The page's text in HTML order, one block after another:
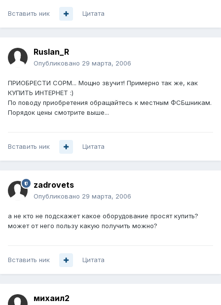
Вставить ник Цитата
Ruslan_R
Опубликовано 29 марта, 2006
ПРИОБРЕСТИ СОРМ... Мощно звучит! Примерно так же, как
КУПИТЬ ИНТЕРНЕТ :)
По поводу приобретения обращайтесь к местным ФСБшникам.
Порядок цены смотрите выше...
Вставить ник Цитата
zadrovets
Опубликовано 29 марта, 2006
а не кто не подскажет какое оборудование просят купить?
может от него пользу какую получить можно?
Вставить ник Цитата
михаил2